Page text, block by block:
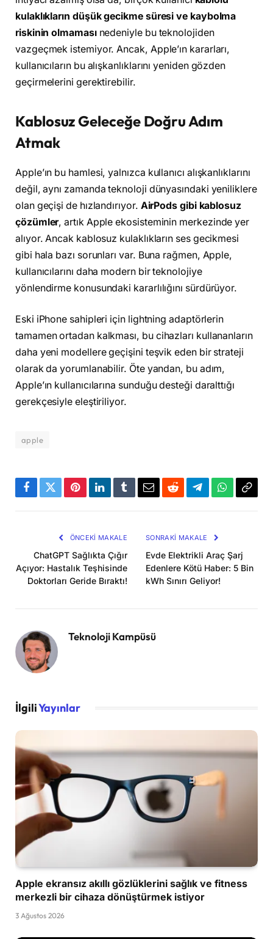
kulaklıkların düşük gecikme süresi ve kaybolma
riskinin olmamasınedeniyle bu teknolojiden
vazgeçmek istemiyor. Ancak, Apple’ın kararları,
kullanıcıların bu alışkanlıklarını yeniden gözden
geçirmelerini gerektirebilir.
Kablosuz Geleceğe Doğru Adım
Atmak
Apple’ın bu hamlesi, yalnızca kullanıcı alışkanlıklarını
değil, aynı zamanda teknoloji dünyasındaki yeniliklere
olan geçişi de hızlandırıyor. AirPods gibi kablosuz
çözümler, artık Apple ekosisteminin merkezinde yer
alıyor. Ancak kablosuz kulaklıkların ses gecikmesi
gibi hala bazı sorunları var. Buna rağmen, Apple,
kullanıcılarını daha modern bir teknolojiye
yönlendirme konusundaki kararlılığını sürdürüyor.
Eski iPhone sahipleri için lightning adaptörlerin
tamamen ortadan kalkması, bu cihazları kullananların
daha yeni modellere geçişini teşvik eden bir strateji
olarak da yorumlanabilir. Öte yandan, bu adım,
Apple’ın kullanıcılarına sunduğu desteği daralttığı
gerekçesiyle eleştiriliyor.
apple
Facebook
TwitterPinterestLinkedInTumblrEmailRedditTelegramWhatsApp
ÖNCEKI MAKALE
ChatGPT Sağlıkta Çığır
Açıyor: Hastalık Teşhisinde
Doktorları Geride Bıraktı!
SONRAKI MAKALE
Evde Elektrikli Araç Şarj
Edenlere Kötü Haber: 5 Bin
kWh Sınırı Geliyor!
Teknoloji Kampüsü
İlgiliYayınlar
Apple ekransız akıllı gözlüklerini sağlık ve fitness
merkezli bir cihaza dönüştürmek istiyor
3 Ağustos 2026